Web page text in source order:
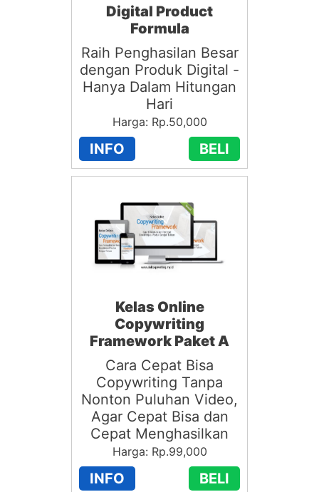
Digital Product
Formula
Raih Penghasilan Besar
dengan Produk Digital -
Hanya Dalam Hitungan
Hari
Harga: Rp.50,000
INFO BELI
Kelas Online
Copywriting
Framework Paket A
Cara Cepat Bisa
Copywriting Tanpa
Nonton Puluhan Video,
Agar Cepat Bisa dan
Cepat Menghasilkan
Harga: Rp.99,000
INFO BELI